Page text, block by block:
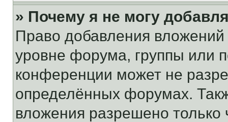
» Почему я не могу
Право добавления
уровне форума, группы или
конференции может не
определённых форумах.
вложения разрешено